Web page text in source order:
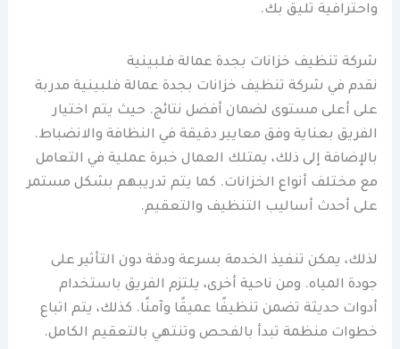
واحترافية تليق بك.
شركة تنظيف خزانات بجدة عمالة فلبينية
نقدم في شركة تنظيف خزانات بجدة عمالة فلبينية مدربة
على أعلى مستوى لضمان أفضل نتائج. حيث يتم اختيار
الفريق بعناية وفق معايير دقيقة في النظافة والانضباط.
بالإضافة إلى ذلك، يمتلك العمال خبرة عملية في التعامل
مع مختلف أنواع الخزانات. كما يتم تدريبهم بشكل مستمر
على أحدث أساليب التنظيف والتعقيم.
لذلك، يمكن تنفيذ الخدمة بسرعة ودقة دون التأثير على
جودة المياه. ومن ناحية أخرى، يلتزم الفريق باستخدام
أدوات حديثة تضمن تنظيفًا عميقًا وآمنًا. كذلك، يتم اتباع
خطوات منظمة تبدأ بالفحص وتنتهي بالتعقيم الكامل.